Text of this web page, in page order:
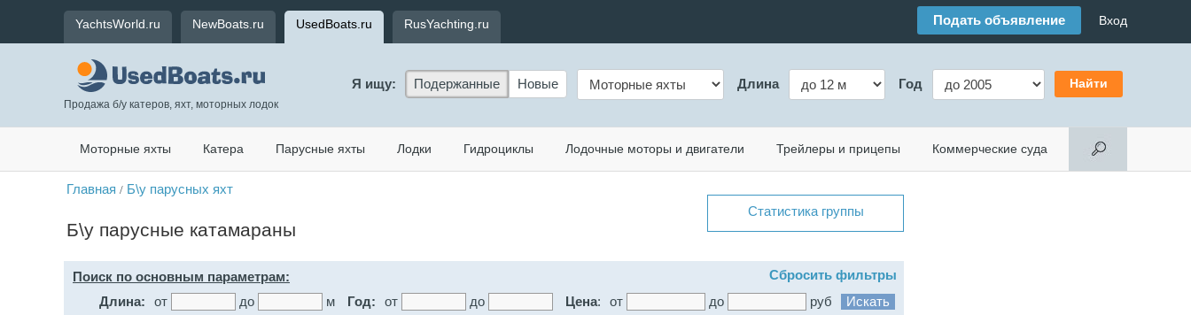
YachtsWorld.ru NewBoats.ru UsedBoats.ru RusYachting.ru Подать объявление Вход
Продажа б/у катеров, яхт, моторных лодок
Я ищу: Подержанные Новые Длина Год
Моторные яхты Катера Парусные яхты Лодки Гидроциклы Лодочные моторы и двигатели Трейлеры и прицепы Коммерческие суда
Главная / Б\у парусных яхт
Б\у парусные катамараны
Статистика группы
Поиск по основным параметрам:
Длина:
от до м Год: от до Цена: от до руб
Сбросить фильтры